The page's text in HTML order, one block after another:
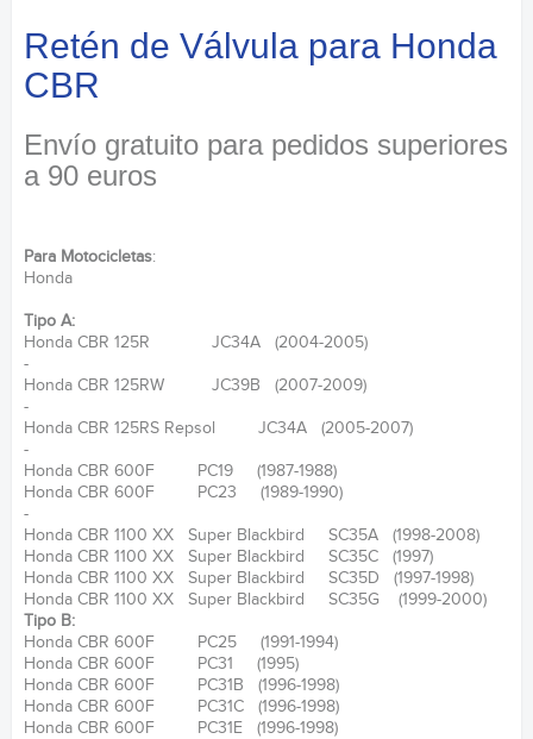
Retén de Válvula para Honda
CBR
Envío gratuito para pedidos superiores
a 90 euros
Para Motocicletas:
Honda
Tipo A:
Honda CBR 125R JC34A (2004-2005)
-
Honda CBR 125RW JC39B (2007-2009)
-
Honda CBR 125RS Repsol JC34A (2005-2007)
-
Honda CBR 600F PC19 (1987-1988)
Honda CBR 600F PC23 (1989-1990)
-
Honda CBR 1100 XX Super Blackbird SC35A (1998-2008)
Honda CBR 1100 XX Super Blackbird SC35C (1997)
Honda CBR 1100 XX Super Blackbird SC35D (1997-1998)
Honda CBR 1100 XX Super Blackbird SC35G (1999-2000)
Tipo B:
Honda CBR 600F PC25 (1991-1994)
Honda CBR 600F PC31 (1995)
Honda CBR 600F PC31B (1996-1998)
Honda CBR 600F PC31C (1996-1998)
Honda CBR 600F PC31E (1996-1998)